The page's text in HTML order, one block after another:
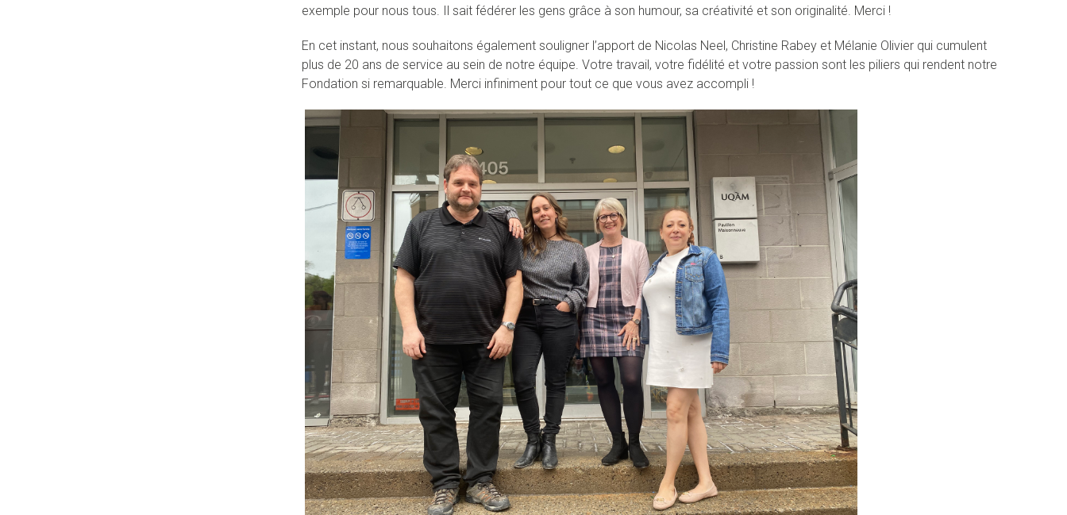
exemple pour nous tous. Il sait fédérer les gens grâce à son humour, sa créativité et son originalité. Merci !
En cet instant, nous souhaitons également souligner l’apport de Nicolas Neel, Christine Rabey et Mélanie Olivier qui cumulent
plus de 20 ans de service au sein de notre équipe. Votre travail, votre fidélité et votre passion sont les piliers qui rendent notre
Fondation si remarquable. Merci infiniment pour tout ce que vous avez accompli !